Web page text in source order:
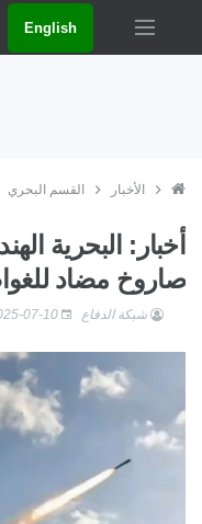
English
الأخبار القسم البحري
أخبار: البحرية
صاروخ مضاد
شبكة الدفاع